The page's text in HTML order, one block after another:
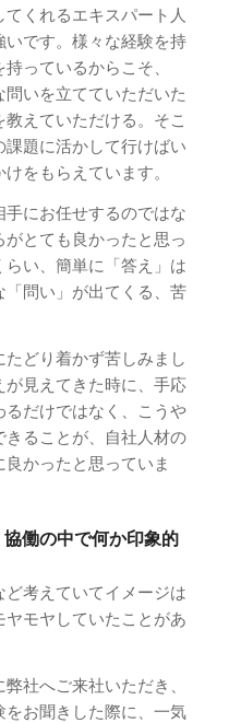
くれるエキスパート人
です。様々な経験を持
っているからこそ、
いを立てていただいた
えていただける。そこ
題に活かして行けばい
をもらえています。
手にお任せするのではな
がとても良かったと思っ
い、簡単に「答え」は
問い」が出てくる、苦
たどり着かず苦しみまし
見えてきた時に、手応
るだけではなく、こうや
きることが、自社人材の
かったと思っていま
働の中で何か印象的
考えていてイメージは
モヤしていたことがあ
社へご来社いただき、
お聞きした際に、一気